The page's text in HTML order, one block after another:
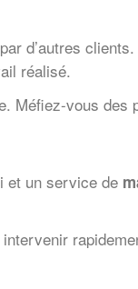
d’autres
réalisé.
Méfiez-vous
et un service de